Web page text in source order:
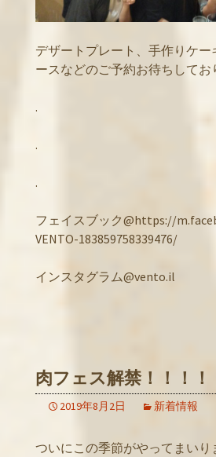
デザートプレート、手作りケー
ースなどのご予約お待ちしてお
.
.
.
フェイスブック@https://
VENTO-183859758339476/
インスタグラム@vento.il
肉フェス解禁！！！！
2019年8月2日 新着情報
ついにこの季節がやってまいり